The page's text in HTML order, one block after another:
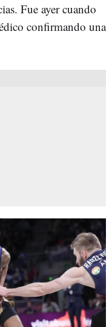
Fue ayer cuando
confirmando una